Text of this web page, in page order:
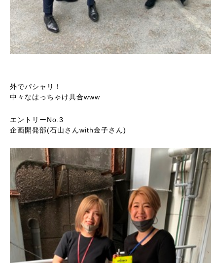
外でパシャリ！
中々なはっちゃけ具合www
エントリーNo.3
企画開発部(石山さんwith金子さん)